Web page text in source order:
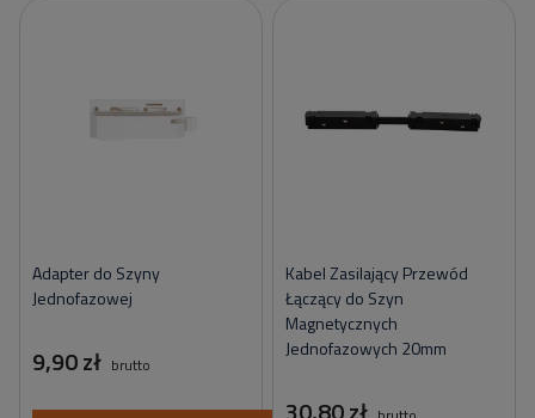
Adapter do Szyny
Jednofazowej
9,90 zł brutto
Kabel Zasilający Przewód
Łączący do Szyn
Magnetycznych
Jednofazowych 20mm